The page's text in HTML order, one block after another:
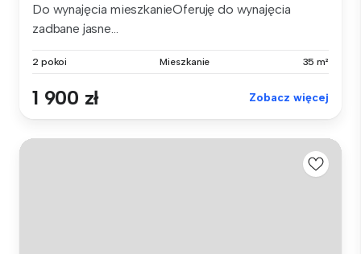
Do wynajęcia mieszkanieOferuję do wynajęcia
zadbane jasne...
2 pokoi Mieszkanie 35 m²
1 900 zł Zobacz więcej